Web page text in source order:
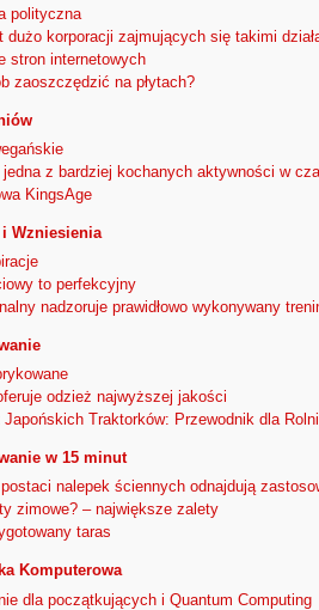
polityczna
dużo korporacji zajmujących się takimi
stron internetowych
zaoszczędzić na płytach?
z bardziej kochanych aktywności w
KingsAge
Wzniesienia
to perfekcyjny
nadzoruje prawidłowo wykonywany
odzież najwyższej jakości
Traktorków: Przewodnik dla
w 15 minut
nalepek ściennych odnajdują
zimowe? – największe zalety
taras
Komputerowa
dla początkujących i Quantum Computing